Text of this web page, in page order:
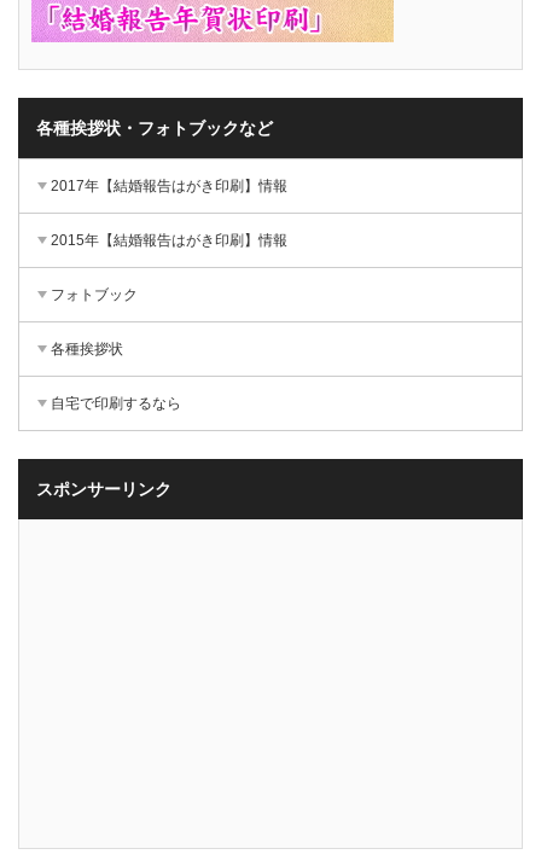
各種挨拶状・フォトブックなど
2017年【結婚報告はがき印刷】情報
2015年【結婚報告はがき印刷】情報
フォトブック
各種挨拶状
自宅で印刷するなら
スポンサーリンク